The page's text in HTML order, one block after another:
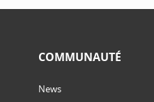
COMMUNAUTÉ
News